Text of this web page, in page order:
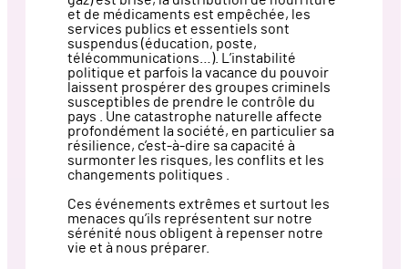
et de médicaments est empêchée, les
services publics et essentiels sont
suspendus (éducation, poste,
télécommunications…). L’instabilité
politique et parfois la vacance du pouvoir
laissent prospérer des groupes criminels
susceptibles de prendre le contrôle du
pays . Une catastrophe naturelle affecte
profondément la société, en particulier sa
résilience, c’est-à-dire sa capacité à
surmonter les risques, les conflits et les
changements politiques .
Ces événements extrêmes et surtout les
menaces qu’ils représentent sur notre
sérénité nous obligent à repenser notre
vie et à nous préparer.